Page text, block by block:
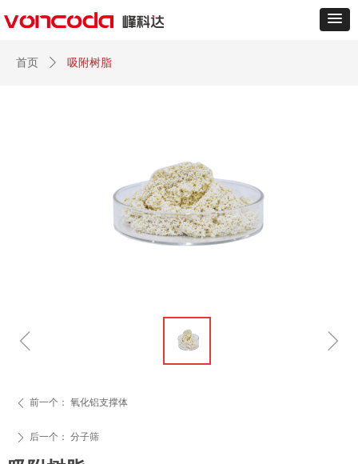
首页 ꄲ 吸附树脂
ꄴ 前一个： 氧化铝支撑体
ꄲ 后一个： 分子筛
ꁆ ꁇ